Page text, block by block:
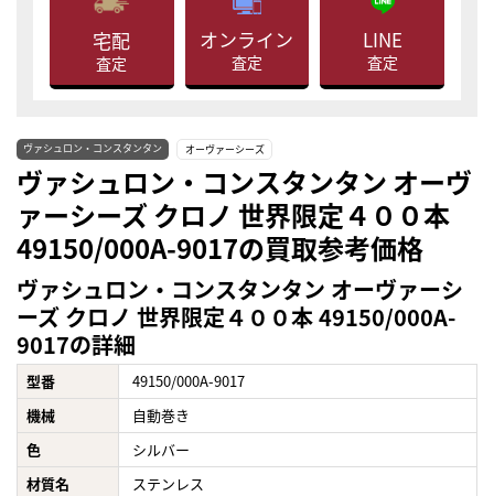
宅配
査定
オンライン
査定
LINE
査定
ヴァシュロン・コンスタンタン オーヴァーシーズ
ヴァシュロン・コンスタンタン オーヴ
ァーシーズ クロノ 世界限定４００本
49150/000A-9017の買取参考価格
ヴァシュロン・コンスタンタン オーヴァーシ
ーズ クロノ 世界限定４００本 49150/000A-
9017の詳細
型番
49150/000A-9017
機械
自動巻き
色
シルバー
材質名
ステンレス